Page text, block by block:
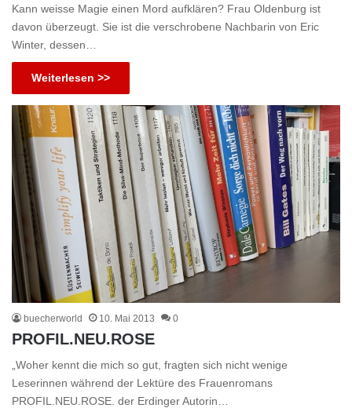
Kann weisse Magie einen Mord aufklären? Frau Oldenburg ist
davon überzeugt. Sie ist die verschrobene Nachbarin von Eric
Winter, dessen…
Weiterlesen >>
buecherworld 10. Mai 2013 0
PROFIL.NEU.ROSE
„Woher kennt die mich so gut, fragten sich nicht wenige
Leserinnen während der Lektüre des Frauenromans
PROFIL.NEU.ROSE. der Erdinger Autorin…